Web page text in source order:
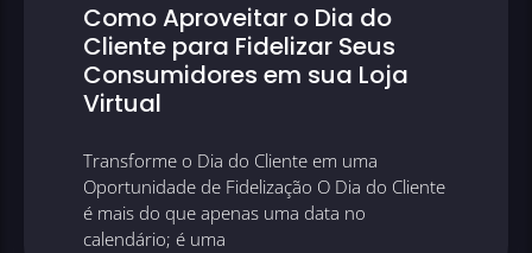
Como Aproveitar o Dia do
Cliente para Fidelizar Seus
Consumidores em sua Loja
Virtual
Transforme o Dia do Cliente em uma
Oportunidade de Fidelização O Dia do Cliente
é mais do que apenas uma data no
calendário; é uma